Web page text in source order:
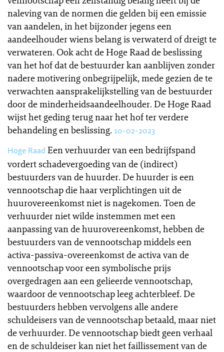
naleving van de normen die gelden bij een emissie
van aandelen, in het bijzonder jegens een
aandeelhouder wiens belang is verwaterd of dreigt te
verwateren. Ook acht de Hoge Raad de beslissing
van het hof dat de bestuurder kan aanblijven zonder
nadere motivering onbegrijpelijk, mede gezien de te
verwachten aansprakelijkstelling van de bestuurder
door de minderheidsaandeelhouder. De Hoge Raad
wijst het geding terug naar het hof ter verdere
behandeling en beslissing. 10-02-2023
Hoge Raad Een verhuurder van een bedrijfspand
vordert schadevergoeding van de (indirect)
bestuurders van de huurder. De huurder is een
vennootschap die haar verplichtingen uit de
huurovereenkomst niet is nagekomen. Toen de
verhuurder niet wilde instemmen met een
aanpassing van de huurovereenkomst, hebben de
bestuurders van de vennootschap middels een
activa-passiva-overeenkomst de activa van de
vennootschap voor een symbolische prijs
overgedragen aan een gelieerde vennootschap,
waardoor de vennootschap leeg achterbleef. De
bestuurders hebben vervolgens alle andere
schuldeisers van de vennootschap betaald, maar niet
de verhuurder. De vennootschap biedt geen verhaal
en de schuldeiser kan niet het faillissement van de